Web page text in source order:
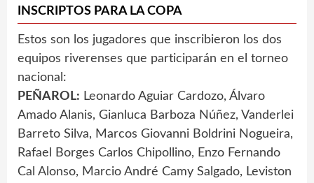
INSCRIPTOS PARA LA COPA
Estos son los jugadores que inscribieron los dos
equipos riverenses que participarán en el torneo
nacional:
PEÑAROL: Leonardo Aguiar Cardozo, Álvaro
Amado Alanis, Gianluca Barboza Núñez, Vanderlei
Barreto Silva, Marcos Giovanni Boldrini Nogueira,
Rafael Borges Carlos Chipollino, Enzo Fernando
Cal Alonso, Marcio André Camy Salgado, Leviston